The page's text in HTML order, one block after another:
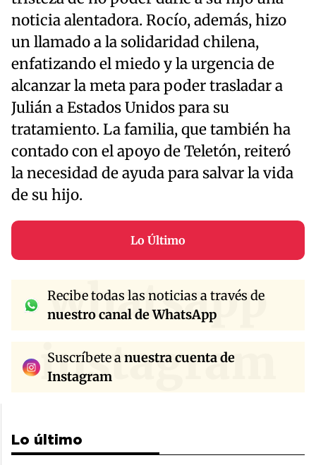
noticia alentadora. Rocío, además, hizo
un llamado a la solidaridad chilena,
enfatizando el miedo y la urgencia de
alcanzar la meta para poder trasladar a
Julián a Estados Unidos para su
tratamiento. La familia, que también ha
contado con el apoyo de Teletón, reiteró
la necesidad de ayuda para salvar la vida
de su hijo.
Lo Último
whatsapp
Recibe todas las noticias a través de
nuestro canal de WhatsApp
instagram
Suscríbete anuestra cuenta de
Instagram
Lo último